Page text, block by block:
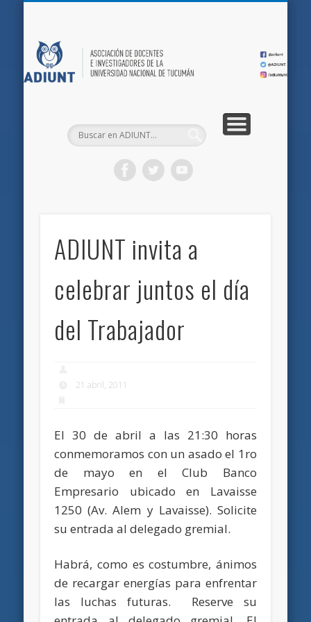
ADIUNT invita a
celebrar juntos el día
del Trabajador
21 abril, 2011
El 30 de abril a las 21:30 horas
conmemoramos con un asado el 1ro
de mayo en el Club Banco
Empresario ubicado en Lavaisse
1250 (Av. Alem y Lavaisse). Solicite
su entrada al delegado gremial.
Habrá, como es costumbre, ánimos
de recargar energías para enfrentar
las luchas futuras. Reserve su